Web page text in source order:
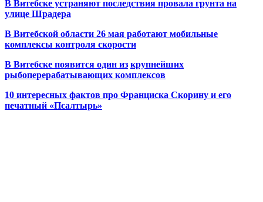
В Витебске устраняют последствия провала грунта на
улице Шрадера
В Витебской области 26 мая работают мобильные
комплексы контроля скорости
В Витебске появится один из крупнейших
рыбоперерабатывающих комплексов
10 интересных фактов про Франциска Скорину и его
печатный «Псалтырь»